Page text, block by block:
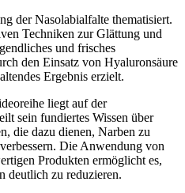
der Nasolabialfalte thematisiert.
Techniken zur Glättung und
und frisches
den Einsatz von Hyaluronsäure
Ergebnis erzielt.
liegt auf der
sein fundiertes Wissen über
die dazu dienen, Narben zu
Die Anwendung von
Produkten ermöglicht es,
deutlich zu reduzieren.